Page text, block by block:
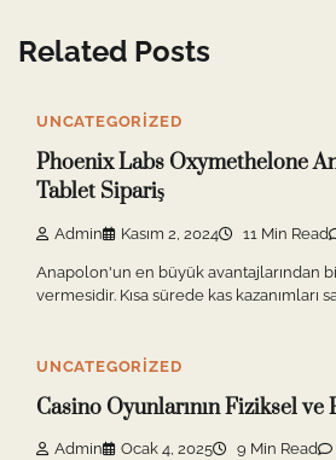
Related Posts
UNCATEGORIZED
Phoenix Labs Oxymethelone
Tablet Sipariş
Admin Kasım 2, 2024 11 Min Read
Anapolon'un en büyük avantajlarından
vermesidir. Kısa sürede kas kazanımları
UNCATEGORIZED
Casino Oyunlarının Fiziksel ve
Admin Ocak 4, 2025 9 Min Read